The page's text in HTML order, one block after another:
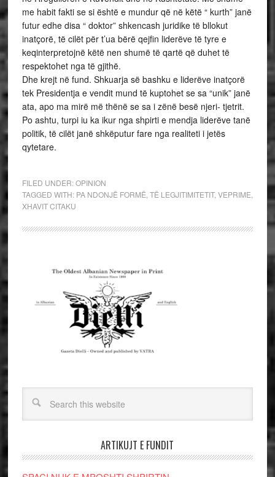
me habit fakti se si është e mundur që në këtë “ kurth” janë
futur edhe disa “ doktor” shkencash juridike të bllokut
inatçorë, të cilët për t’ua bërë qejfin liderëve të tyre e
keqinterpretojnë këtë nen shumë të qartë që duhet të
respektohet nga të gjithë.
Dhe krejt në fund. Shkuarja së bashku e liderëve inatçorë
tek Presidentja e vendit mund të kuptohet se sa “unik” janë
ata, apo ma mirë më thënë se sa i zënë besë njeri- tjetrit.
Po ashtu, turpi iu ka ikur nga shpirti e mendja liderëve tanë
politik, të cilët janë shkëputur fare nga realiteti i jetës
qytetare.
FILED UNDER:OPINION
TAGGED WITH: PA NDONJË FORMË TË LEGJITIMITETIT, VEPRIME
XHAVIT CITAKU
ARTIKUJT E FUNDIT